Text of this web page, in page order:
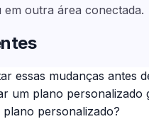
outra área conectada.
essas mudanças antes
um plano personalizado
personalizado?